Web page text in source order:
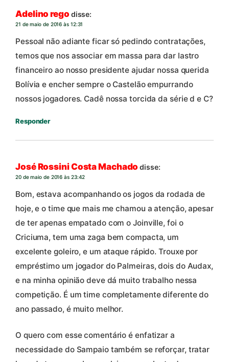
Adelino rego disse:
21 de maio de 2016 às 12:31
Pessoal não adiante ficar só pedindo contratações,
temos que nos associar em massa para dar lastro
financeiro ao nosso presidente ajudar nossa querida
Bolívia e encher sempre o Castelão empurrando
nossos jogadores. Cadê nossa torcida da série d e C?
Responder
José Rossini Costa Machado disse:
20 de maio de 2016 às 23:42
Bom, estava acompanhando os jogos da rodada de
hoje, e o time que mais me chamou a atenção, apesar
de ter apenas empatado com o Joinville, foi o
Criciuma, tem uma zaga bem compacta, um
excelente goleiro, e um ataque rápido. Trouxe por
empréstimo um jogador do Palmeiras, dois do Audax,
e na minha opinião deve dá muito trabalho nessa
competição. É um time completamente diferente do
ano passado, é muito melhor.
O quero com esse comentário é enfatizar a
necessidade do Sampaio também se reforçar, tratar